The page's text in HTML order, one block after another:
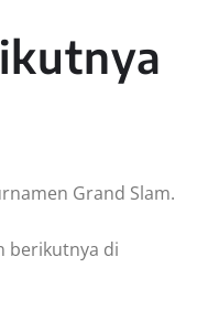
Grand Slam.
berikutnya di